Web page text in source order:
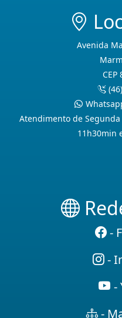
Avenida
CEP
Atendimento de
11h30min
-
-
-
-